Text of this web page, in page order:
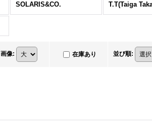
SOLARIS&CO. T.T(Taiga
画像: 在庫あり 並び順: